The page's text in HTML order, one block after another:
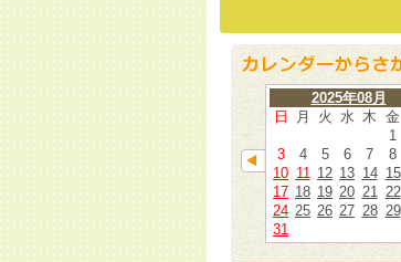
2025年08月
日
月 火 水 木 金
1
3
4 5 6 7 8
10 11 12 13 14 15
17 18 19 20 21 22
24 25 26 27 28 29
31